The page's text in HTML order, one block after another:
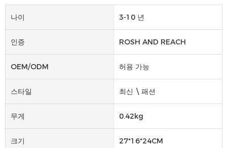
나이 3-10 년
인증 ROSH AND REACH
OEM/ODM 허용 가능
스타일 최신 \ 패션
무게 0.42kg
크기 27*16*24CM